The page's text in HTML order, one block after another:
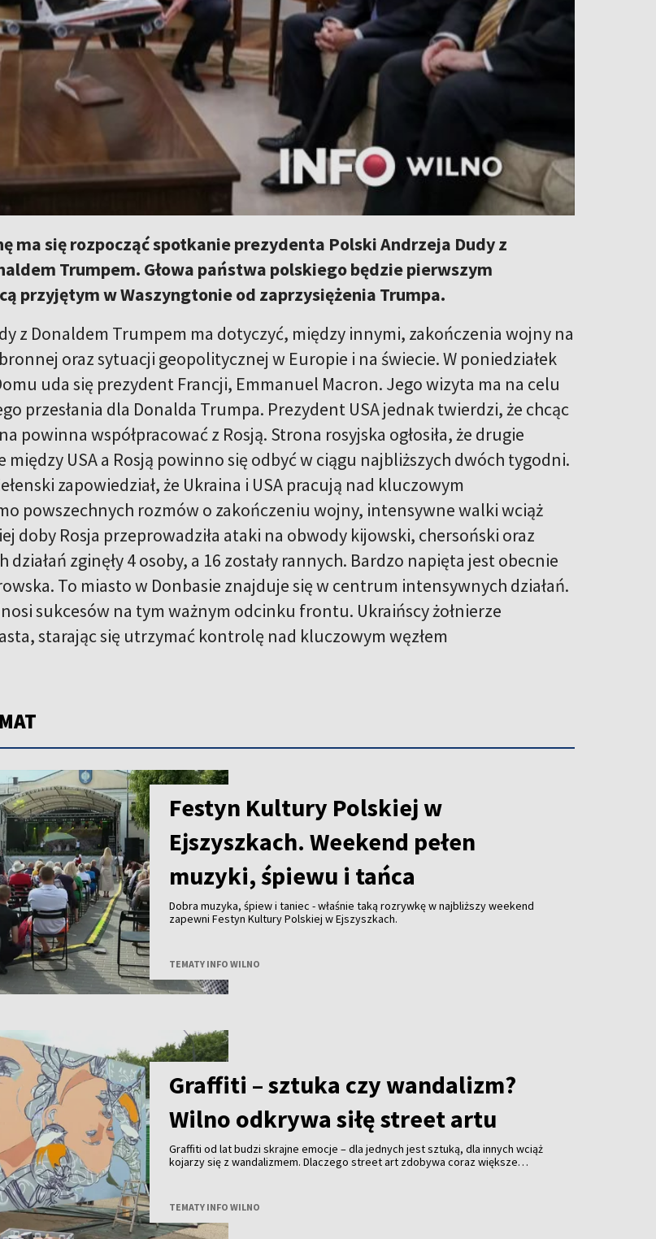
ma się rozpocząć spotkanie prezydenta Polski Andrzeja Dudy z
Trumpem. Głowa państwa polskiego będzie pierwszym
przyjętym w Waszyngtonie od zaprzysiężenia Trumpa.
z Donaldem Trumpem ma dotyczyć, między innymi, zakończenia wojny na
oraz sytuacji geopolitycznej w Europie i na świecie. W poniedziałek
uda się prezydent Francji, Emmanuel Macron. Jego wizyta ma na celu
przesłania dla Donalda Trumpa. Prezydent USA jednak twierdzi, że chcąc
powinna współpracować z Rosją. Strona rosyjska ogłosiła, że drugie
USA a Rosją powinno się odbyć w ciągu najbliższych dwóch tygodni.
zapowiedział, że Ukraina i USA pracują nad kluczowym
powszechnych rozmów o zakończeniu wojny, intensywne walki wciąż
doby Rosja przeprowadziła ataki na obwody kijowski, chersoński oraz
zginęły 4 osoby, a 16 zostały rannych. Bardzo napięta jest obecnie
To miasto w Donbasie znajduje się w centrum intensywnych działań.
sukcesów na tym ważnym odcinku frontu. Ukraińscy żołnierze
starając się utrzymać kontrolę nad kluczowym węzłem
Festyn Kultury Polskiej w
Ejszyszkach. Weekend pełen
muzyki, śpiewu i tańca
Dobra muzyka, śpiew i taniec - właśnie taką rozrywkę w najbliższy weekend
zapewni Festyn Kultury Polskiej w Ejszyszkach.
TEMATY INFO WILNO
Graffiti – sztuka czy wandalizm?
Wilno odkrywa siłę street artu
Graffiti od lat budzi skrajne emocje – dla jednych jest sztuką, dla innych wciąż
kojarzy się z wandalizmem. Dlaczego street art zdobywa coraz większe
TEMATY INFO WILNO